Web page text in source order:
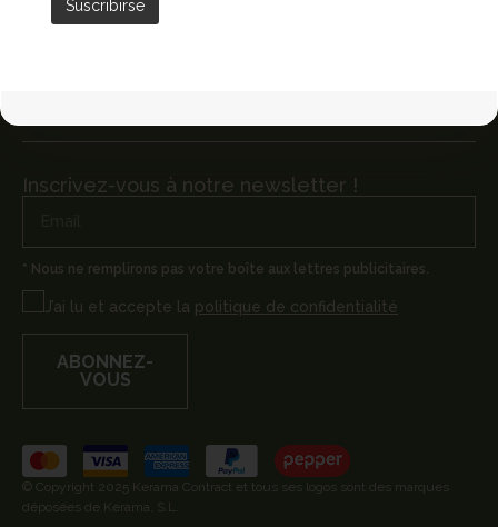
Chaises longues et détente
Inscrivez-vous à notre newsletter !
* Nous ne remplirons pas votre boîte aux lettres publicitaires.
J’ai lu et accepte la politique de confidentialité
ABONNEZ-
VOUS
© Copyright 2025 Kerama Contract et tous ses logos sont des marques
déposées de Kerama, S.L.